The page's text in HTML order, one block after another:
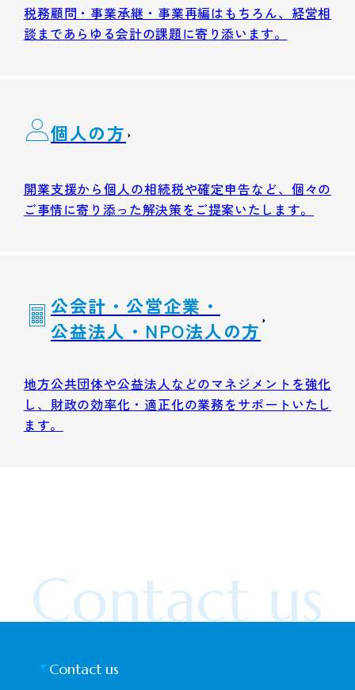
税務顧問・事業承継・事業再編はもちろん、経営相
談まであらゆる会計の課題に寄り添います。
個人の方
開業支援から個人の相続税や確定申告など、個々の
ご事情に寄り添った解決策をご提案いたします。
公会計・公営企業・
公益法人・NPO法人の方
地方公共団体や公益法人などのマネジメントを強化
し、財政の効率化・適正化の業務をサポートいたし
ます。
Contact us
Contact us